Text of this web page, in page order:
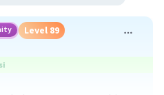
Level 89